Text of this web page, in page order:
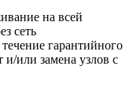
на всей
сеть
гарантийного
и/или замена узлов с